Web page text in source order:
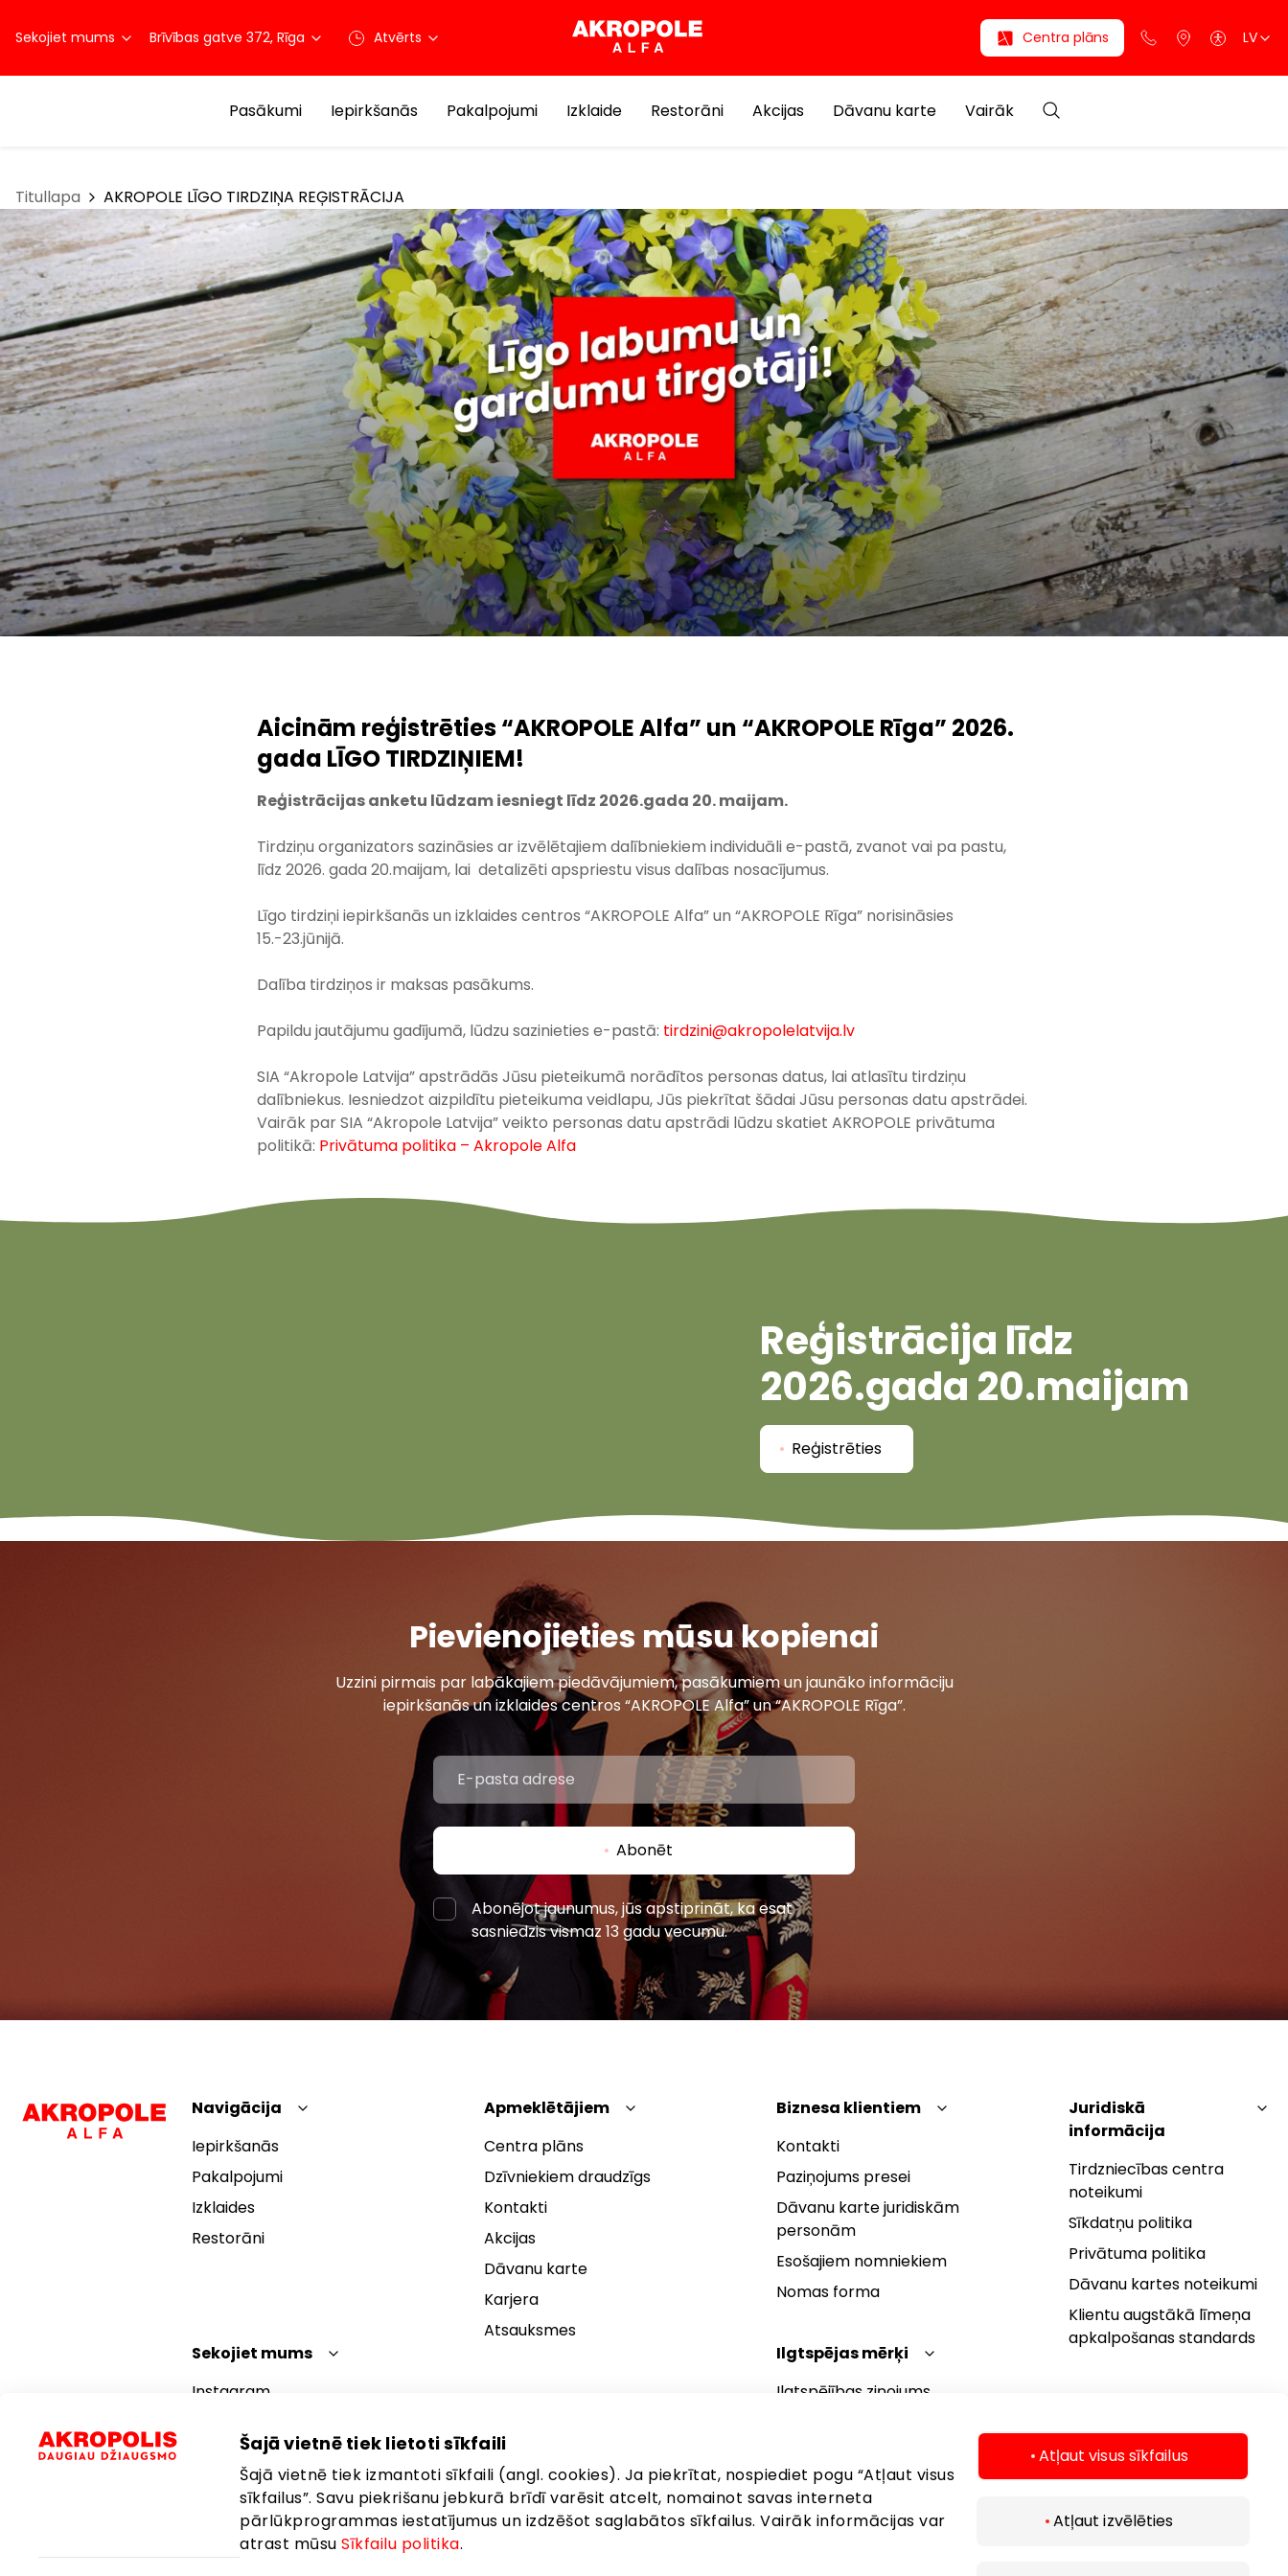
Šajā vietnē tiek lietoti sīkfaili
Šajā vietnē tiek izmantoti sīkfaili (angl. cookies). Ja piekrītat, nospiediet pogu “Atļaut visus
sīkfailus”. Savu piekrišanu jebkurā brīdī varēsit atcelt, nomainot savas interneta
pārlūkprogrammas iestatījumus un izdzēšot saglabātos sīkfailus. Vairāk informācijas var
atrast mūsu Sīkfailu politika.
Atļaut visus sīkfailus
Atļaut izvēlēties
Sekojiet mums Brīvības gatve 372, Rīga Atvērts Centra plāns LV
Pasākumi Iepirkšanās Pakalpojumi Izklaide Restorāni Akcijas Dāvanu karte Vairāk
Titullapa AKROPOLE LĪGO TIRDZIŅA REĢISTRĀCIJA
Aicinām reģistrēties “AKROPOLE Alfa” un “AKROPOLE Rīga” 2026.
gada LĪGO TIRDZIŅIEM!
Reģistrācijas anketu lūdzam iesniegt līdz 2026.gada 20. maijam.
Tirdziņu organizators sazināsies ar izvēlētajiem dalībniekiem individuālie-pastā, zvanot vai pa pastu,
līdz 2026. gada 20.maijam, lai detalizēti apspriestu visus dalības nosacījumus.
Līgo tirdziņi iepirkšanās un izklaides centros “AKROPOLE Alfa” un “AKROPOLE Rīga” norisināsies
15.-23.jūnijā.
Dalība tirdziņos ir maksas pasākums.
Papildu jautājumu gadījumā, lūdzu sazinieties e-pastā: tirdzini@akropolelatvija.lv
SIA “Akropole Latvija” apstrādās Jūsu pieteikumā norādītos personas datus, lai atlasītu tirdziņu
dalībniekus. Iesniedzot aizpildītu pieteikuma veidlapu, Jūs piekrītat šādai Jūsu personas datu apstrādei.
Vairāk par SIA “Akropole Latvija” veikto personas datu apstrādi lūdzu skatiet AKROPOLE privātuma
politikā: Privātuma politika – Akropole Alfa
Reģistrācija līdz
2026.gada 20.maijam
Reģistrēties
Pievienojieties mūsu kopienai
Uzzini pirmais par labākajiem piedāvājumiem, pasākumiem un jaunāko informāciju
iepirkšanās un izklaides centros “AKROPOLE Alfa” un “AKROPOLE Rīga”.
Abonēt
Abonējot jaunumus, jūs apstiprināt, ka esat
sasniedzis vismaz 13 gadu vecumu.
Navigācija
Iepirkšanās
Pakalpojumi
Izklaides
Restorāni
Apmeklētājiem
Centra plāns
Dzīvniekiem draudzīgs
Kontakti
Akcijas
Dāvanu karte
Karjera
Atsauksmes
Biznesa klientiem
Kontakti
Paziņojums presei
Dāvanu karte juridiskām
personām
Esošajiem nomniekiem
Nomas forma
Ilgtspējas mērķi
Ilgtspējības ziņojums
Juridiskā
informācija
Tirdzniecības centra
noteikumi
Sīkdatņu politika
Privātuma politika
Dāvanu kartes noteikumi
Klientu augstākā līmeņa
apkalpošanas standards
Sekojiet mums
Instagram
YouTube